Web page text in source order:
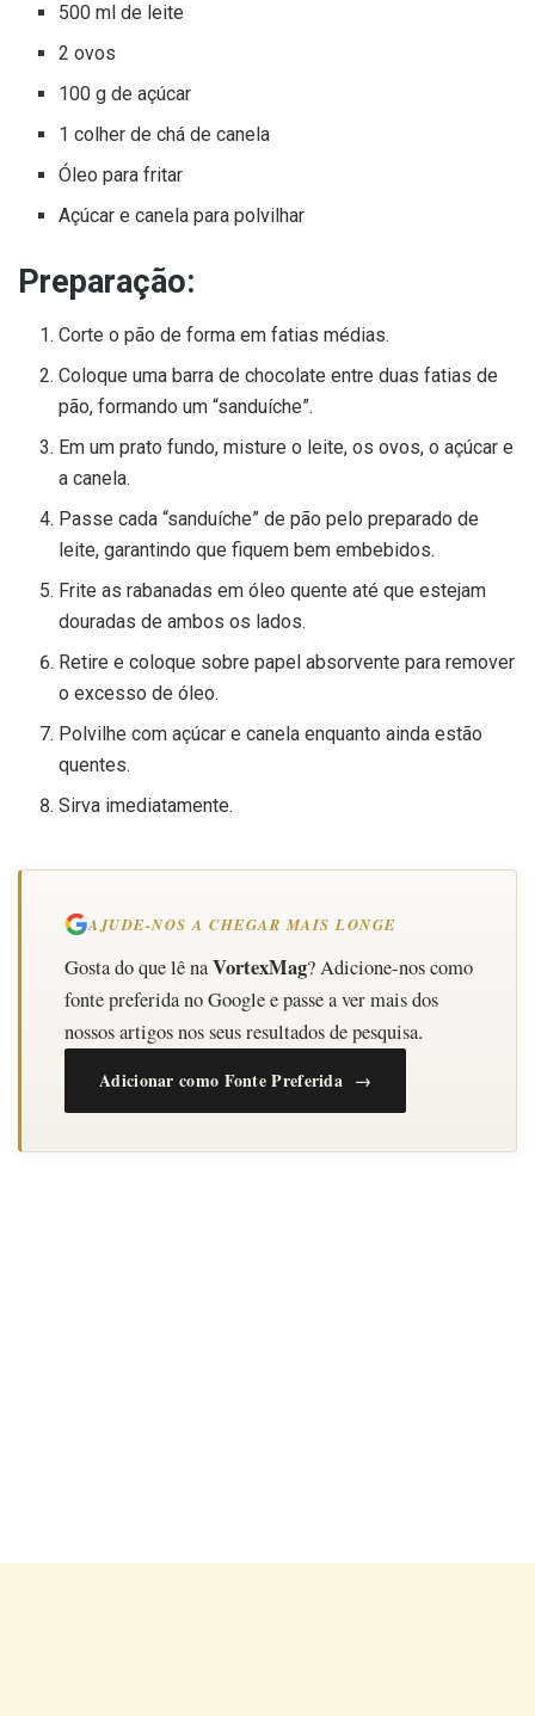
500 ml de leite
2 ovos
100 g de açúcar
1 colher de chá de canela
Óleo para fritar
Açúcar e canela para polvilhar
Preparação:
Corte o pão de forma em fatias médias.
Coloque uma barra de chocolate entre duas fatias de
pão, formando um “sanduíche”.
Em um prato fundo, misture o leite, os ovos, o açúcar e
a canela.
Passe cada “sanduíche” de pão pelo preparado de
leite, garantindo que fiquem bem embebidos.
Frite as rabanadas em óleo quente até que estejam
douradas de ambos os lados.
Retire e coloque sobre papel absorvente para remover
o excesso de óleo.
Polvilhe com açúcar e canela enquanto ainda estão
quentes.
Sirva imediatamente.
AJUDE-NOS A CHEGAR MAIS LONGE
Gosta do que lê naVortexMag? Adicione-nos como
fonte preferida no Google e passe a ver mais dos
nossos artigos nos seus resultados de pesquisa.
Adicionar como Fonte Preferida →